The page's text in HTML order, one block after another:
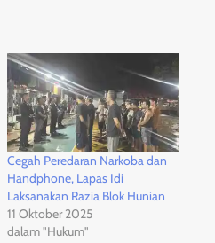
Cegah Peredaran Narkoba dan
Handphone, Lapas Idi
Laksanakan Razia Blok Hunian
11 Oktober 2025
dalam "Hukum"